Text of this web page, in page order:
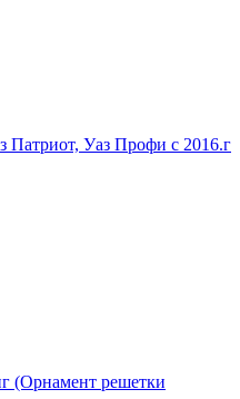
Патриот, Уаз Профи с 2016.г
(Орнамент решетки